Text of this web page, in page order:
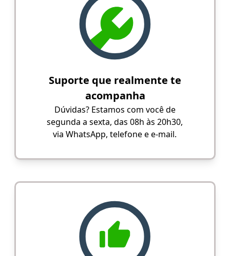
Suporte que realmente te
acompanha
Dúvidas? Estamos com você de
segunda a sexta, das 08h às 20h30,
via WhatsApp, telefone e e-mail.